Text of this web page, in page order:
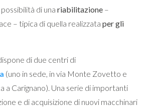
di una riabilitazione –
– tipica di quella realizzata per gli
di due centri di
(uno in sede, in via Monte Zovetto e
a Carignano). Una serie di importanti
e di acquisizione di nuovi macchinari